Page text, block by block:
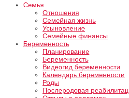
Семья
Отношения
Семейная жизнь
Усыновление
Семейные финансы
Беременность
Планирование
Беременность
Видеогид беременности
Календарь беременности
Роды
Послеродовая